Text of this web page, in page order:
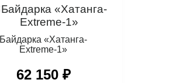
Байдарка «Хатанга-
Extreme-1»
62 150 ₽